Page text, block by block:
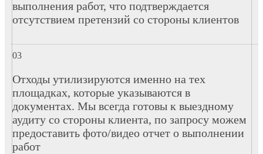
выполнения работ, что подтверждается
отсутствием претензий со стороны клиентов
Отходы утилизируются именно на тех
площадках, которые указываются в
документах. Мы всегда готовы к выездному
аудиту со стороны клиента, по запросу можем
предоставить фото/видео отчет о выполнении
работ